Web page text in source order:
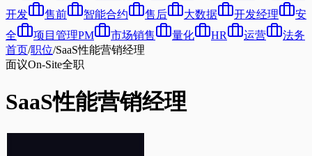
开发
售前 智能合约 售后 大数据 开发经理
安
全
项目管理PM 市场销售 量化 HR 运营
法务
首页/职位/SaaS性能营销经理
面议On-Site全职
SaaS性能营销经理